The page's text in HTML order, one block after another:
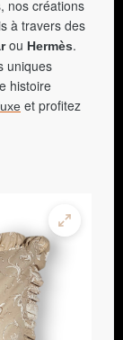
nos créations
à travers des
ou Hermès.
uniques
histoire
et profitez